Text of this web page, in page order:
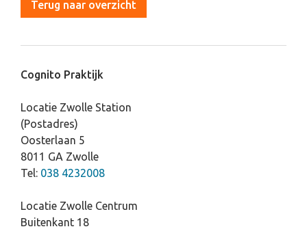
Terug naar overzicht
Cognito Praktijk
Locatie Zwolle Station
(Postadres)
Oosterlaan 5
8011 GA Zwolle
Tel: 038 4232008
Locatie Zwolle Centrum
Buitenkant 18